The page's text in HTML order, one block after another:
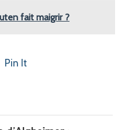
fait maigrir ?
Pin It